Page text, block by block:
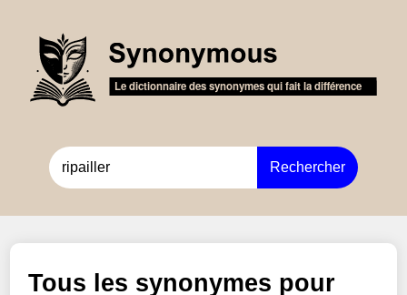
Rechercher
Tous les synonymes pour